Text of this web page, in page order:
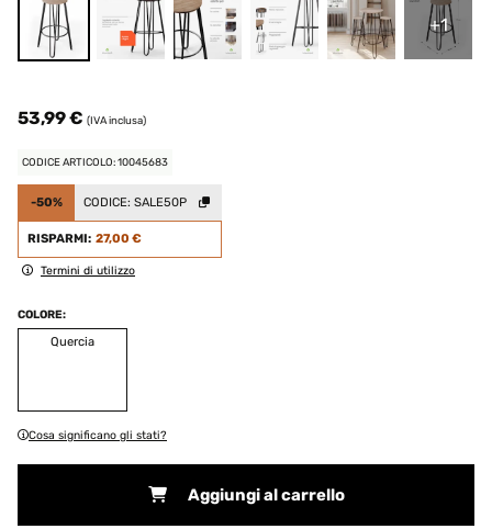
+1
53,99 € (IVA inclusa)
CODICE ARTICOLO: 10045683
-50% CODICE: SALE50P
RISPARMI: 27,00 €
Termini di utilizzo
COLORE:
Quercia
Cosa significano gli stati?
Aggiungi al carrello